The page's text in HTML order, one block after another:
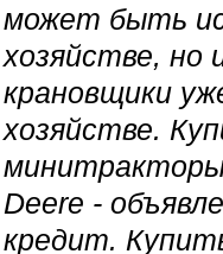
может быть
хозяйстве, но
крановщики
хозяйстве.
Deere -
кредит.